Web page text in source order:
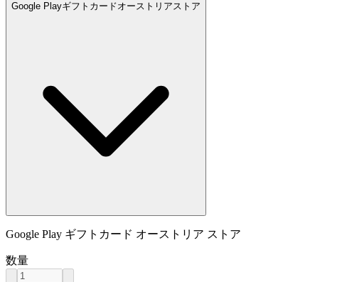
Google Playギフトカードオーストリアストア
Google Play ギフトカード オーストリア ストア
数量